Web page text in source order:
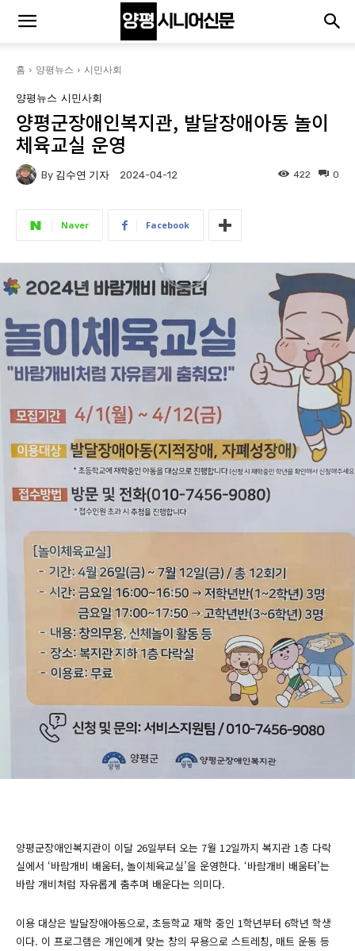
홈 양평뉴스 시민사회
양평뉴스 시민사회
양평군장애인복지관, 발달장애아동 놀이
체육교실 운영
By 김수연 기자 2024-04-12 0
422
Naver Facebook
양평군장애인복지관이 이달 26일부터 오는 7월 12일까지 복지관 1층 다락
실에서 ‘바람개비 배움터, 놀이체육교실’을 운영한다. ‘바람개비 배움터’는
바람 개비처럼 자유롭게 춤추며 배운다는 의미다.
이용 대상은 발달장애아동으로, 초등학교 재학 중인 1학년부터 6학년 학생
이다. 이 프로그램은 개인에게 맞는 창의 무용으로 스트레칭, 매트 운동 등